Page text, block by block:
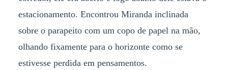
estacionamento. Encontrou Miranda inclinada
sobre o parapeito com um copo de papel na mão,
olhando fixamente para o horizonte como se
estivesse perdida em pensamentos.